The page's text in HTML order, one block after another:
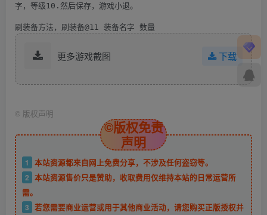
字，等级10.然后保存，游戏小退。
刷装备方法，刷装备@11 装备名字 数量
更多游戏截图 下载
© 版权声明
©版权免责
声明
1
本站资源都来自网上免费分享，不涉及任何盗窃等。
2 本站资源售价只是赞助，收取费用仅维持本站的日常运营所
需。
3 若您需要商业运营或用于其他商业活动，请您购买正版授权并